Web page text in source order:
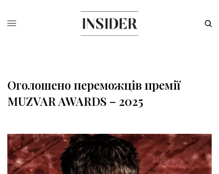
Оголошено переможців премії
MUZVAR AWARDS – 2025